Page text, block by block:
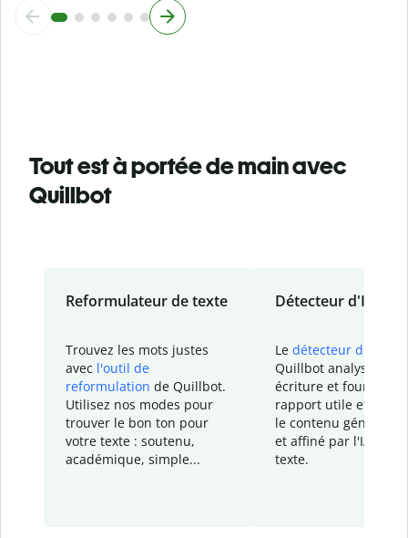
Tout est à portée de main avec
Quillbot
Reformulateur de texte
Trouvez les mots justes
avec l'outil de
reformulation de Quillbot.
Utilisez nos modes pour
trouver le bon ton pour
votre texte : soutenu,
académique, simple...
Détecteur d'IA
Le détecteur d'IA
Quillbot analyse votre
écriture et fournit un
rapport utile et
le contenu généré
et affiné par l'IA
texte.